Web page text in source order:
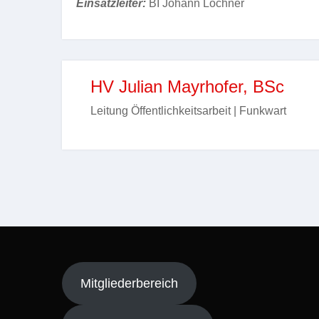
Einsatzleiter: BI Johann Lochner
HV Julian Mayrhofer, BSc
Leitung Öffentlichkeitsarbeit | Funkwart
Mitgliederbereich